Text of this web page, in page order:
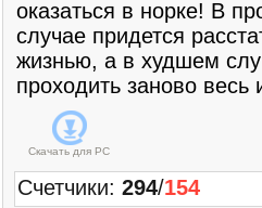
оказаться в норке! В
случае придется
жизнью, а в худшем
проходить заново весь
Скачать для PC
Счетчики: 294/154